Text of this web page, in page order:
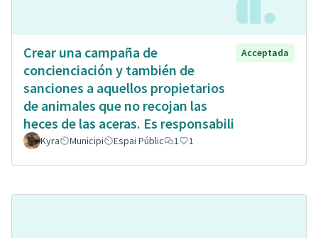
Crear una campaña de
concienciación y también de
sanciones a aquellos propietarios
de animales que no recojan las
heces de las aceras. Es responsabili
Acceptada
Kyra Municipi Espai Públic 1 1